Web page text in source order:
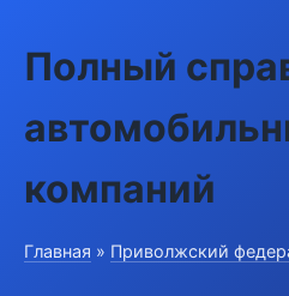
Полный
компаний
Главная » Приволжский